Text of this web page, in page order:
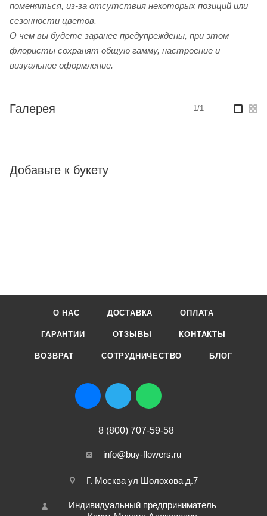
поменяться, из-за отсутствия некоторых позиций или
сезонности цветов.
О чем вы будете заранее предупреждены, при этом
флористы сохранят общую гамму, настроение и
визуальное оформление.
Галерея 1/1
Добавьте к букету
О НАС ДОСТАВКА ОПЛАТА
ГАРАНТИИ ОТЗЫВЫ КОНТАКТЫ
ВОЗВРАТ СОТРУДНИЧЕСТВО БЛОГ
8 (800) 707-59-58
info@buy-flowers.ru
Г. Москва ул Шолохова д.7
Индивидуальный предприниматель